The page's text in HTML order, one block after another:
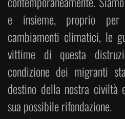
e insieme, proprio
cambiamenti climatici, le
vittime di questa
condizione dei migranti
destino della nostra civiltà
sua possibile rifondazione.